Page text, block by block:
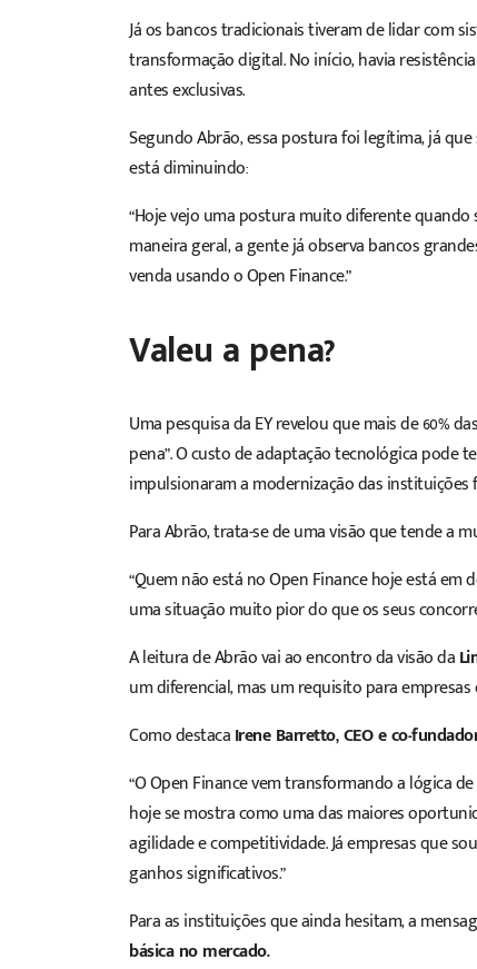
Já os bancos tradicionais tiveram de lidar com
transformação digital. No início, havia
antes exclusivas.
Segundo Abrão, essa postura foi legítima, já
está diminuindo:
“Hoje vejo uma postura muito diferente quando
maneira geral, a gente já observa bancos
venda usando o Open Finance.”
Valeu a pena?
Umapesquisa da EYrevelou que mais de 60%
pena”. O custo de adaptação tecnológica pode
impulsionaram a modernização das instituições
Para Abrão, trata-se de uma visão que tende a
“Quem não está no Open Finance hoje está
uma situação muito pior do que os seus
A leitura de Abrão vai ao encontro da visão da
um diferencial, mas um requisitopara
Como destacaIrene Barretto, CEO e co-
“O Open Finance vem transformando a lógica
hoje se mostra como uma das maiores
agilidade e competitividade. Já empresas que
ganhos significativos.”
Para as instituições que ainda hesitam, a
básica no mercado.